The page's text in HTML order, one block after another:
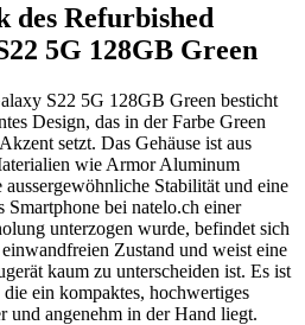
des Refurbished
5G 128GB Green
S22 5G 128GB Green besticht
Design, das in der Farbe Green
setzt. Das Gehäuse ist aus
wie Armor Aluminum
Stabilität und eine
bei natelo.ch einer
unterzogen wurde, befindet sich
Zustand und weist eine
kaum zu unterscheiden ist. Es ist
ein kompaktes, hochwertiges
und angenehm in der Hand liegt.